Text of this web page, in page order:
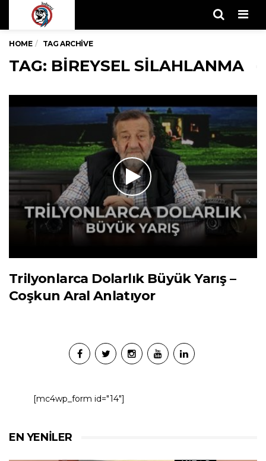
HOME TAG ARCHIVE
TAG: BIREYSEL SILAHLANMA
Trilyonlarca Dolarlık Büyük Yarış –
Coşkun Aral Anlatıyor
[mc4wp_form id="14"]
EN YENILER